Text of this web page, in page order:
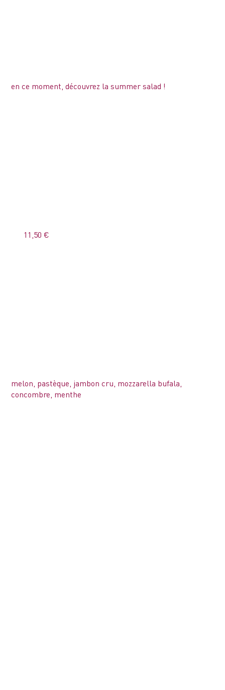
en ce moment, découvrez la summer salad !
11,50 €
melon, pastèque, jambon cru, mozzarella bufala,
concombre, menthe